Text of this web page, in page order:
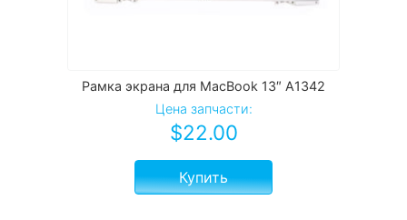
Рамка экрана для MacBook 13″ A1342
Цена запчасти:
$22.00
Купить